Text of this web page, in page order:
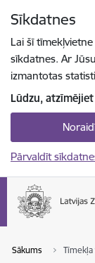
Sīkdatnes
Lai šī
sīkdatnes. Ar
izmantotas
Lūdzu,
Pārvaldīt
Sākums